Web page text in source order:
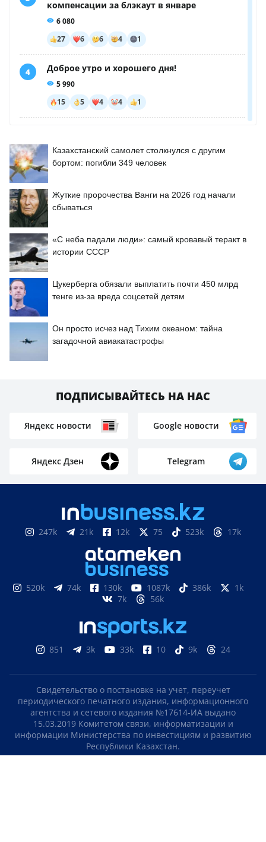
Казахстанский самолет столкнулся с другим
бортом: погибли 349 человек
Жуткие пророчества Ванги на 2026 год начали
сбываться
«С неба падали люди»: самый кровавый теракт в
истории СССР
Цукерберга обязали выплатить почти 450 млрд
тенге из-за вреда соцсетей детям
Он просто исчез над Тихим океаном: тайна
загадочной авиакатастрофы
ПОДПИСЫВАЙТЕСЬ НА НАС
Яндекс новости Google новости
Яндекс Дзен Telegram
247k 21k 12k 75 523k 17k
520k 74k 130k 1087k 386k
1k
7k
56k
851 3k 33k 10 9k 24
Свидетельство о постановке на учет, переучет
периодического печатного издания, информационного
агентства и сетевого издания №17614-ИА выдано
15.03.2019 Комитетом связи, информатизации и
информации Министерства по инвестициям и развитию
Республики Казахстан.